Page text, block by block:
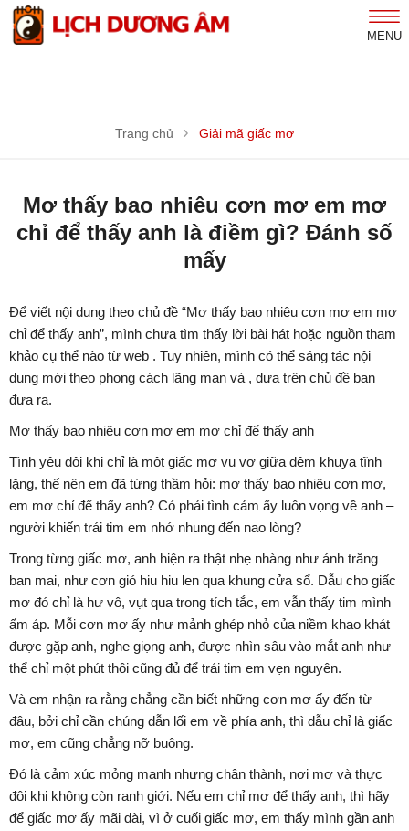
MENU
Trang chủ Giải mã giấc mơ
Mơ thấy bao nhiêu cơn mơ em mơ
chỉ để thấy anh là điềm gì? Đánh số
mấy
Để viết nội dung theo chủ đề “Mơ thấy bao nhiêu cơn mơ em mơ
chỉ để thấy anh”, mình chưa tìm thấy lời bài hát hoặc nguồn tham
khảo cụ thể nào từ web . Tuy nhiên, mình có thể sáng tác nội
dung mới theo phong cách lãng mạn và , dựa trên chủ đề bạn
đưa ra.
Mơ thấy bao nhiêu cơn mơ em mơ chỉ để thấy anh
Tình yêu đôi khi chỉ là một giấc mơ vu vơ giữa đêm khuya tĩnh
lặng, thế nên em đã từng thầm hỏi: mơ thấy bao nhiêu cơn mơ,
em mơ chỉ để thấy anh? Có phải tình cảm ấy luôn vọng về anh –
người khiến trái tim em nhớ nhung đến nao lòng?
Trong từng giấc mơ, anh hiện ra thật nhẹ nhàng như ánh trăng
ban mai, như cơn gió hiu hiu len qua khung cửa sổ. Dẫu cho giấc
mơ đó chỉ là hư vô, vụt qua trong tích tắc, em vẫn thấy tim mình
ấm áp. Mỗi cơn mơ ấy như mảnh ghép nhỏ của niềm khao khát
được gặp anh, nghe giọng anh, được nhìn sâu vào mắt anh như
thể chỉ một phút thôi cũng đủ để trái tim em vẹn nguyên.
Và em nhận ra rằng chẳng cần biết những cơn mơ ấy đến từ
đâu, bởi chỉ cần chúng dẫn lối em về phía anh, thì dẫu chỉ là giấc
mơ, em cũng chẳng nỡ buông.
Đó là cảm xúc mỏng manh nhưng chân thành, nơi mơ và thực
đôi khi không còn ranh giới. Nếu em chỉ mơ để thấy anh, thì hãy
để giấc mơ ấy mãi dài, vì ở cuối giấc mơ, em thấy mình gần anh